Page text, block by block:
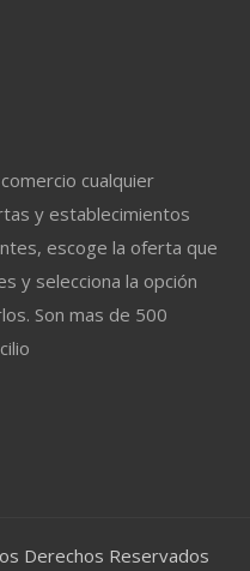
cualquier
y establecimientos
escoge la oferta que
y selecciona la opción
Son mas de 500
Derechos Reservados